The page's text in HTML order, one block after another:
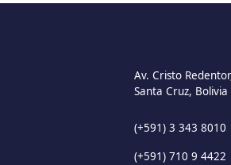
Av. Cristo
Santa Cruz, Bolivia
(+591) 3 343 8010
(+591) 710 9 4422